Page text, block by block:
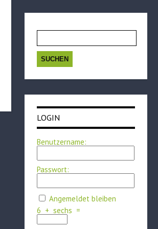
nach:
LOGIN
Benutzername:
Passwort:
Angemeldet bleiben
6 + sechs =